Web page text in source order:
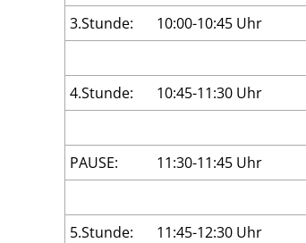
3.Stunde: 10:00-10:45 Uhr
4.Stunde: 10:45-11:30 Uhr
PAUSE: 11:30-11:45 Uhr
5.Stunde: 11:45-12:30 Uhr